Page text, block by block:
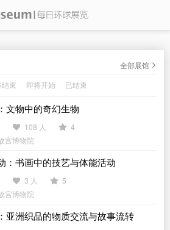
结束 即将开始 已结束
全部展馆
文物中的奇幻生物
108 人
4
宫博物院
：书画中的技艺与体能活动
3 人
5
宫博物院
亚洲织品的物质交流与故事流转